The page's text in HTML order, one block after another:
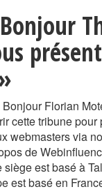
Florian
cette tribune
webmasters via
de
siège est basé à
est basé en